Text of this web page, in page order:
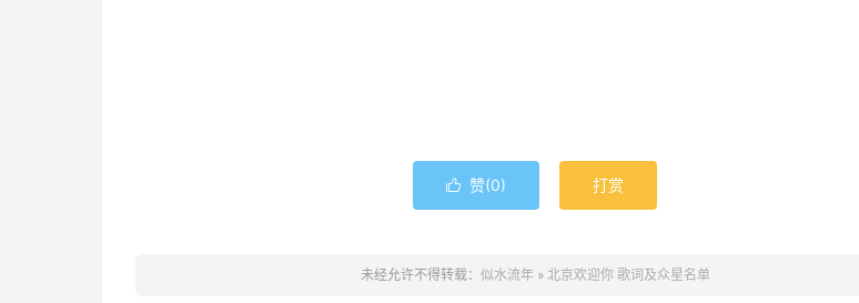
 赞(0) 打赏
未经允许不得转载： 似水流年» 北京欢迎你 歌词及众星名单